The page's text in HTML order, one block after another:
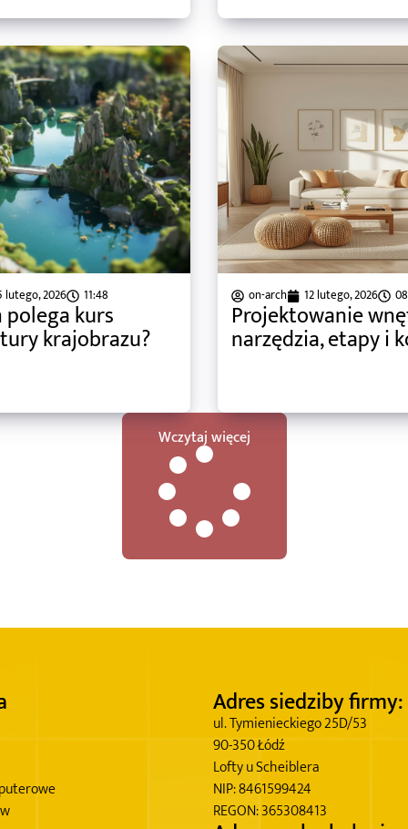
lutego, 2026 11:48
polega kurs
krajobrazu?
on-arch 12 lutego, 2026
Projektowanie
narzędzia, etapy i
Wczytaj więcej
Adres siedziby firmy:
ul. Tymienieckiego 25D/53
90-350 Łódź
Lofty u Scheiblera
NIP: 8461599424
REGON: 365308413